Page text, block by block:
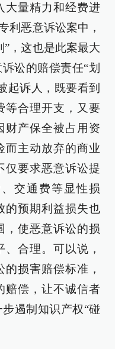
大量精力和经费进
利恶意诉讼案中，
，这也是此案最大
讼的赔偿责任“划
起诉人，既要看到
等合理开支，又要
财产保全被占用资
而主动放弃的商业
仅要求恶意诉讼提
交通费等显性损
的预期利益损失也
，使恶意诉讼的损
合理。可以说，
损害赔偿标准，
赔偿，让不诚信者
遏制知识产权“碰